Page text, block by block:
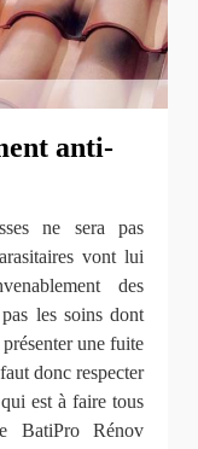
anti-
ne sera pas
vont lui
des
les soins dont
une fuite
donc respecter
est à faire tous
BatiPro Rénov